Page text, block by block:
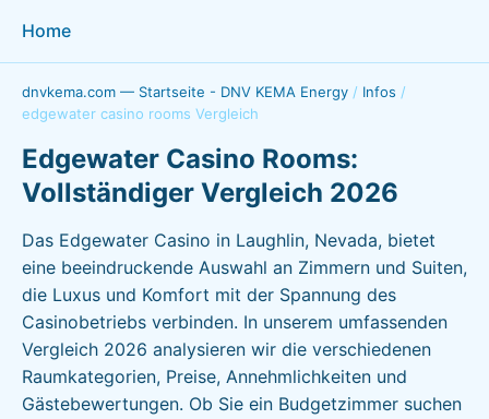
Home
dnvkema.com — Startseite - DNV KEMA Energy / Infos /
edgewater casino rooms Vergleich
Edgewater Casino Rooms:
Vollständiger Vergleich 2026
Das Edgewater Casino in Laughlin, Nevada, bietet
eine beeindruckende Auswahl an Zimmern und Suiten,
die Luxus und Komfort mit der Spannung des
Casinobetriebs verbinden. In unserem umfassenden
Vergleich 2026 analysieren wir die verschiedenen
Raumkategorien, Preise, Annehmlichkeiten und
Gästebewertungen. Ob Sie ein Budgetzimmer suchen